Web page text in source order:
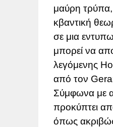
μαύρη τρύπα,
κβαντική
σε μια
μπορεί να
λεγόμενης
από τον
Σύμφωνα με
προκύπτει
όπως